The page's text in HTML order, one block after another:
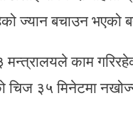
ज्यान बचाउन भएको
मन्त्रालयले काम
चिज ३५ मिनेटमा